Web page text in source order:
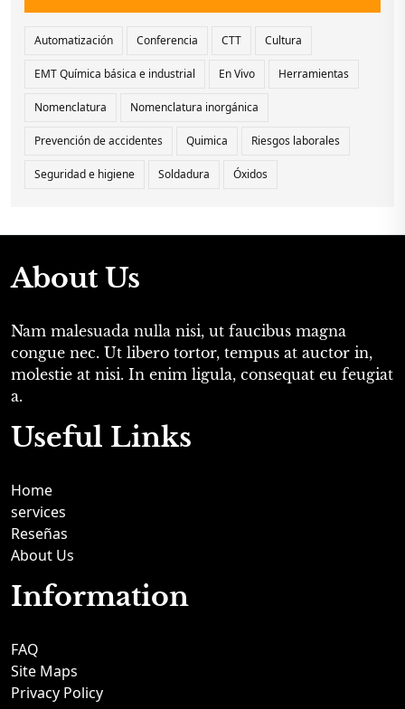
Automatización Conferencia CTT Cultura
EMT Química básica e industrial En Vivo Herramientas
Nomenclatura Nomenclatura inorgánica
Prevención de accidentes Quimica Riesgos laborales
Seguridad e higiene Soldadura Óxidos
About Us
Nam malesuada nulla nisi, ut faucibus magna
congue nec. Ut libero tortor, tempus at auctor in,
molestie at nisi. In enim ligula, consequat eu feugiat
a.
Useful Links
Home
services
Reseñas
About Us
Information
FAQ
Site Maps
Privacy Policy